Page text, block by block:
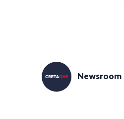
Newsroom